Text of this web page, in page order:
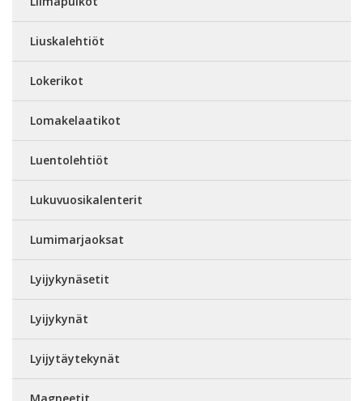
Liuskalehtiöt
Lokerikot
Lomakelaatikot
Luentolehtiöt
Lukuvuosikalenterit
Lumimarjaoksat
Lyijykynäsetit
Lyijykynät
Lyijytäytekynät